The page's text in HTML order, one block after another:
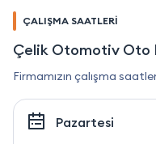
ÇALIŞMA SAATLERİ
Çelik Otomotiv Oto
Firmamızın çalışma
Pazartesi